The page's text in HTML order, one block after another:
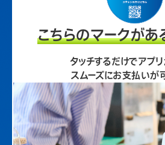
こちらのマークがあ
タッチするだけでアプ
スムーズにお支払いが